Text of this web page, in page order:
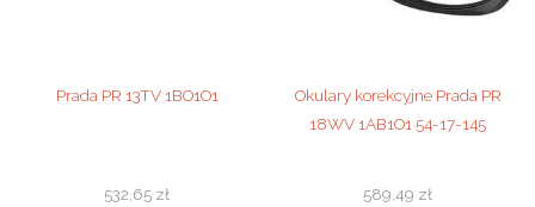
Prada PR 13TV 1BO1O1
532,65 zł
Okulary korekcyjne Prada PR
18WV 1AB1O1 54-17-145
589,49 zł